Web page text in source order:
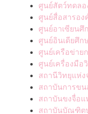
ศูนย์สัตว์ทดลอ
ศูนย์สื่อสารอง
ศูนย์อาเซียนศึ
ศูนย์อินเดียศึก
ศูนย์เครือข่าย
ศูนย์เครื่องมือ
สถานีวิทยุแห่ง
สถาบันการขน
สถาบันขงจื่อแ
สถาบันบัณฑิต